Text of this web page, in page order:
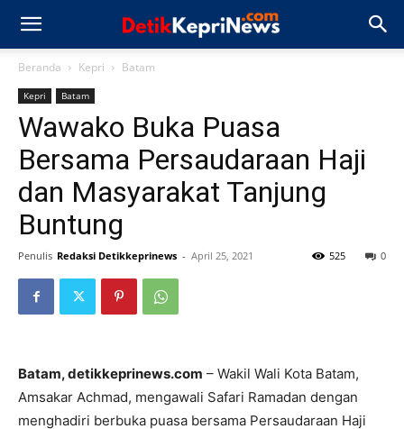
Beranda Kepri Batam
Kepri Batam
Wawako Buka Puasa
Bersama Persaudaraan Haji
dan Masyarakat Tanjung
Buntung
Penulis Redaksi Detikkeprinews - April 25, 2021 0
525
Batam, detikkeprinews.com – Wakil Wali Kota Batam,
Amsakar Achmad, mengawali Safari Ramadan dengan
menghadiri berbuka puasa bersama Persaudaraan Haji